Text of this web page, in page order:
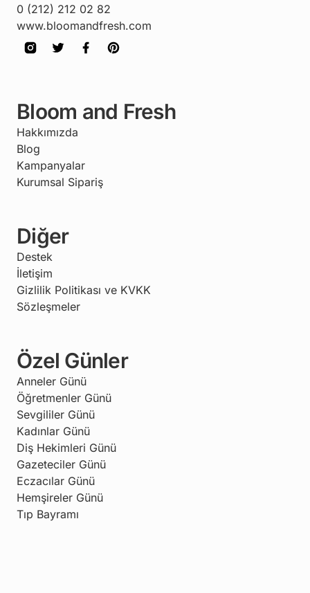
0 (212) 212 02 82
www.bloomandfresh.com
Bloom and Fresh
Hakkımızda
Blog
Kampanyalar
Kurumsal Sipariş
Diğer
Destek
İletişim
Gizlilik Politikası ve KVKK
Sözleşmeler
Özel Günler
Anneler Günü
Öğretmenler Günü
Sevgililer Günü
Kadınlar Günü
Diş Hekimleri Günü
Gazeteciler Günü
Eczacılar Günü
Hemşireler Günü
Tıp Bayramı